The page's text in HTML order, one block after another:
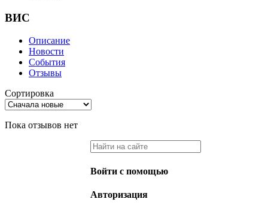
ВИС
Описание
Новости
События
Отзывы
Сортировка
Пока отзывов нет
Войти с помощью
Авторизация